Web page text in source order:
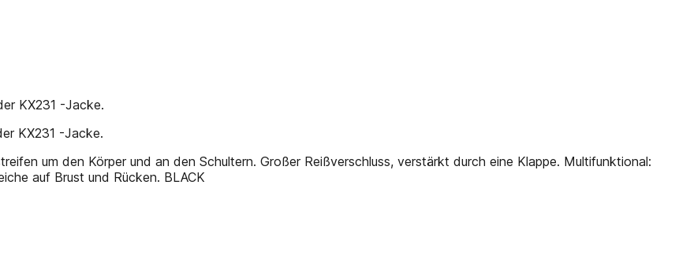
KX231 -Jacke.
KX231 -Jacke.
um den Körper und an den Schultern. Großer Reißverschluss, verstärkt durch eine Klappe. Multifunktional:
auf Brust und Rücken. BLACK